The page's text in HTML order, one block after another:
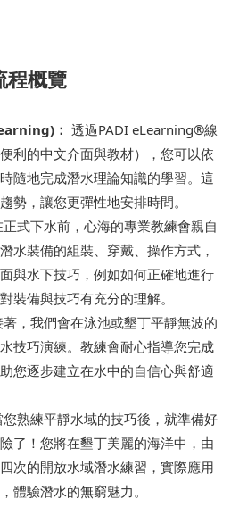
程概覽
： 透過PADI eLearning®線
利的中文介面與教材），您可以依
隨地完成潛水理論知識的學習。這
勢，讓您更彈性地安排時間。
正式下水前，心海的專業教練會親自
水裝備的組裝、穿戴、操作方式，
與水下技巧，例如如何正確地進行
裝備與技巧有充分的理解。
著，我們會在泳池或墾丁平靜無波的
技巧演練。教練會耐心指導您完成
您逐步建立在水中的自信心與舒適
您熟練平靜水域的技巧後，就準備好
了！您將在墾丁美麗的海洋中，由
次的開放水域潛水練習，實際應用
體驗潛水的無窮魅力。